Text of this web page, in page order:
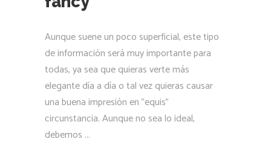
Aunque suene un poco superficial, este tipo
de información será muy importante para
todas, ya sea que quieras verte más
elegante día a día o tal vez quieras causar
una buena impresión en "equis"
circunstancia. Aunque no sea lo ideal,
debemos